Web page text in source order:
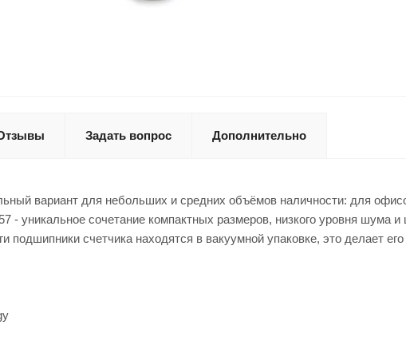
Задать вопрос Дополнительно
вариант для небольших и средних объёмов наличности: для
- уникальное сочетание компактных размеров, низкого уровня шума
подшипники счетчика находятся в вакуумной упаковке, это делает